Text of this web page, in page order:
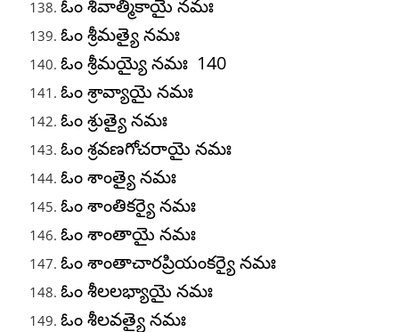
ఓం శివాత్మికాయై నమః
ఓం శ్రీమత్యై నమః
ఓం శ్రీమయ్యై నమః 140
ఓం శ్రావ్యాయై నమః
ఓం శ్రుత్యై నమః
ఓం శ్రవణగోచరాయై నమః
ఓం శాంత్యై నమః
ఓం శాంతికర్యై నమః
ఓం శాంతాయై నమః
ఓం శాంతాచారప్రియంకర్యై నమః
ఓం శీలలభ్యాయై నమః
ఓం శీలవత్యై నమః